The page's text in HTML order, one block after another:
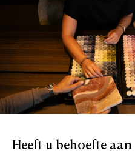
Heeft u behoefte aan